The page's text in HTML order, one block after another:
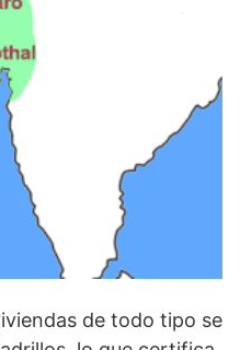
de todo tipo se